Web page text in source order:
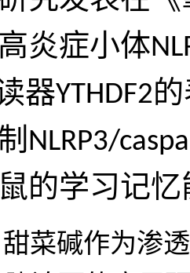
炎症小体
器YTHDF2
NLRP3/
的学习记忆
菜碱作为渗